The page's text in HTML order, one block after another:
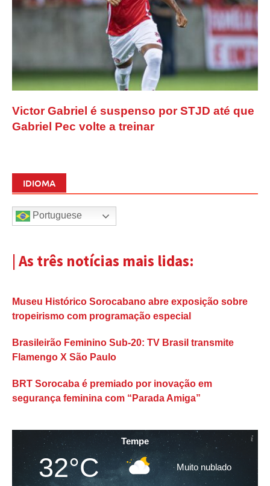
Victor Gabriel é suspenso por STJD até que
Gabriel Pec volte a treinar
IDIOMA
Portuguese
| As três notícias mais lidas:
Museu Histórico Sorocabano abre exposição sobre
tropeirismo com programação especial
Brasileirão Feminino Sub-20: TV Brasil transmite
Flamengo X São Paulo
BRT Sorocaba é premiado por inovação em
segurança feminina com “Parada Amiga”
Tempe
32°C Muito nublado